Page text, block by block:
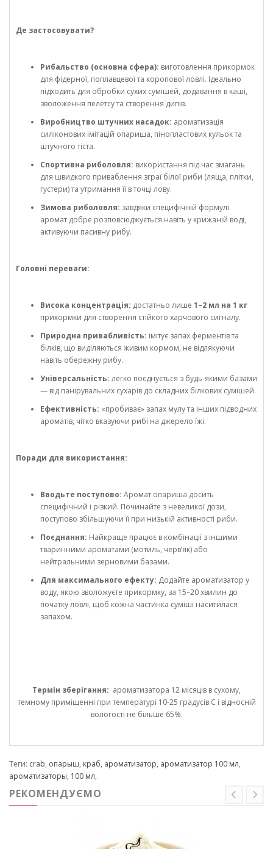
Де застосовувати?
Рибальство (основна сфера): виготовлення прикормок
для фідерної, поплавцевої та коропової ловлі. Ідеально
підходить для обробки сухих сумішей, додавання в каші,
зволоження пелетсу та створення дипів.
Виробництво штучних насадок: ароматизація
силіконових імітацій опариша, пінопластових кульок та
штучного тіста.
Спортивна риболовля: використання під час змагань
для швидкого приваблення зграї білої риби (ляща, плітки,
густери) та утримання її в точці лову.
Зимова риболовля: завдяки специфічній формулі
аромат добре розповсюджується навіть у крижаній воді,
активуючи пасивну рибу.
Головні переваги:
Висока концентрація: достатньо лише 1–2 мл на 1 кг
прикормки для створення стійкого харчового сигналу.
Природна привабливість: імітує запах ферментів та
білків, що виділяються живим кормом, не відлякуючи
навіть обережну рибу.
Універсальність: легко поєднується з будь-якими базами
— від панірувальних сухарів до складних білкових сумішей.
Ефективність: «пробиває» запах мулу та інших підводних
ароматів, чітко вказуючи рибі на джерело їжі.
Поради для використання:
Вводьте поступово: Аромат опариша досить
специфічний і різкий. Починайте з невеликої дози,
поступово збільшуючи її при низькій активності риби.
Поєднання: Найкраще працює в комбінації з іншими
тваринними ароматами (мотиль, черв’як) або
нейтральними зерновими базами.
Для максимального ефекту: Додайте ароматизатор у
воду, якою зволожуєте прикормку, за 15–20 хвилин до
початку ловлі, щоб кожна частинка суміші наситилася
запахом.
Термін зберігання: ароматизатора 12 місяців в сухому,
темному приміщенні при температурі 10-25 градусів С і відносній
вологості не більше 65%.
Теги: crab, опарыш, краб, ароматизатор, ароматизатор 100 мл,
ароматизаторы, 100 мл,
РЕКОМЕНДУЄМО